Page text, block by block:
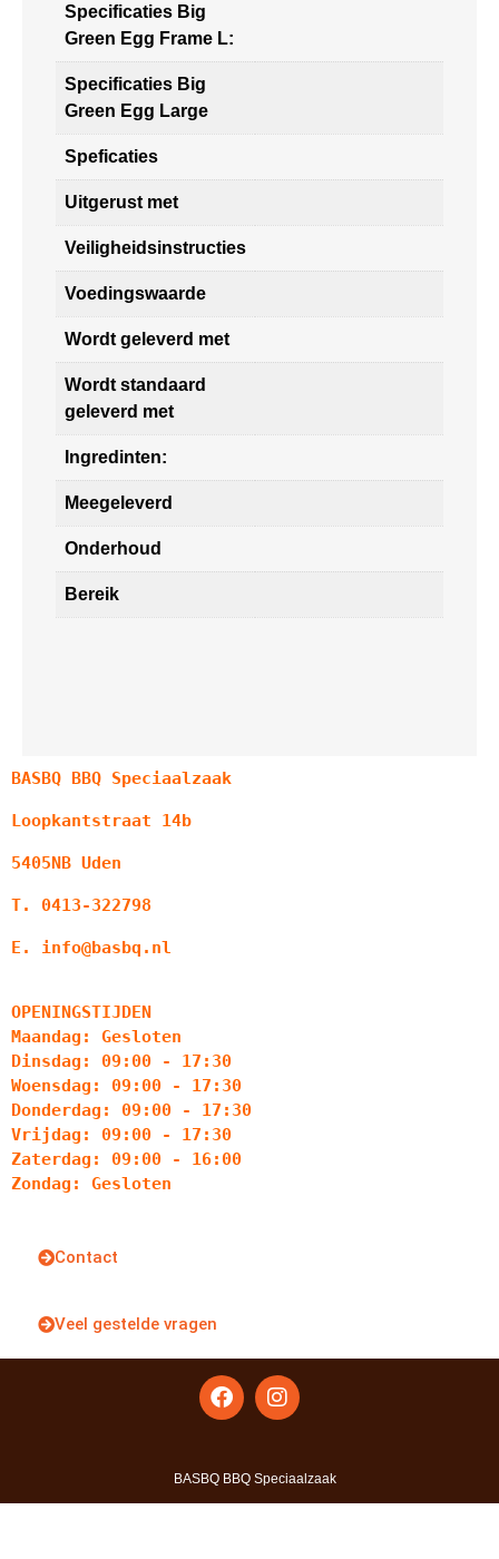
Specificaties Big
Green Egg Frame L:
Specificaties Big
Green Egg Large
Speficaties
Uitgerust met
Veiligheidsinstructies
Voedingswaarde
Wordt geleverd met
Wordt standaard
geleverd met
Ingredinten:
Meegeleverd
Onderhoud
Bereik
BASBQ BBQ Speciaalzaak
Loopkantstraat 14b
5405NB Uden
T. 0413-322798
E. info@basbq.nl
OPENINGSTIJDEN
Maandag: Gesloten
Dinsdag: 09:00 - 17:30
Woensdag: 09:00 - 17:30
Donderdag: 09:00 - 17:30
Vrijdag: 09:00 - 17:30
Zaterdag: 09:00 - 16:00
Zondag: Gesloten
Contact
Veel gestelde vragen
BASBQ BBQ Speciaalzaak